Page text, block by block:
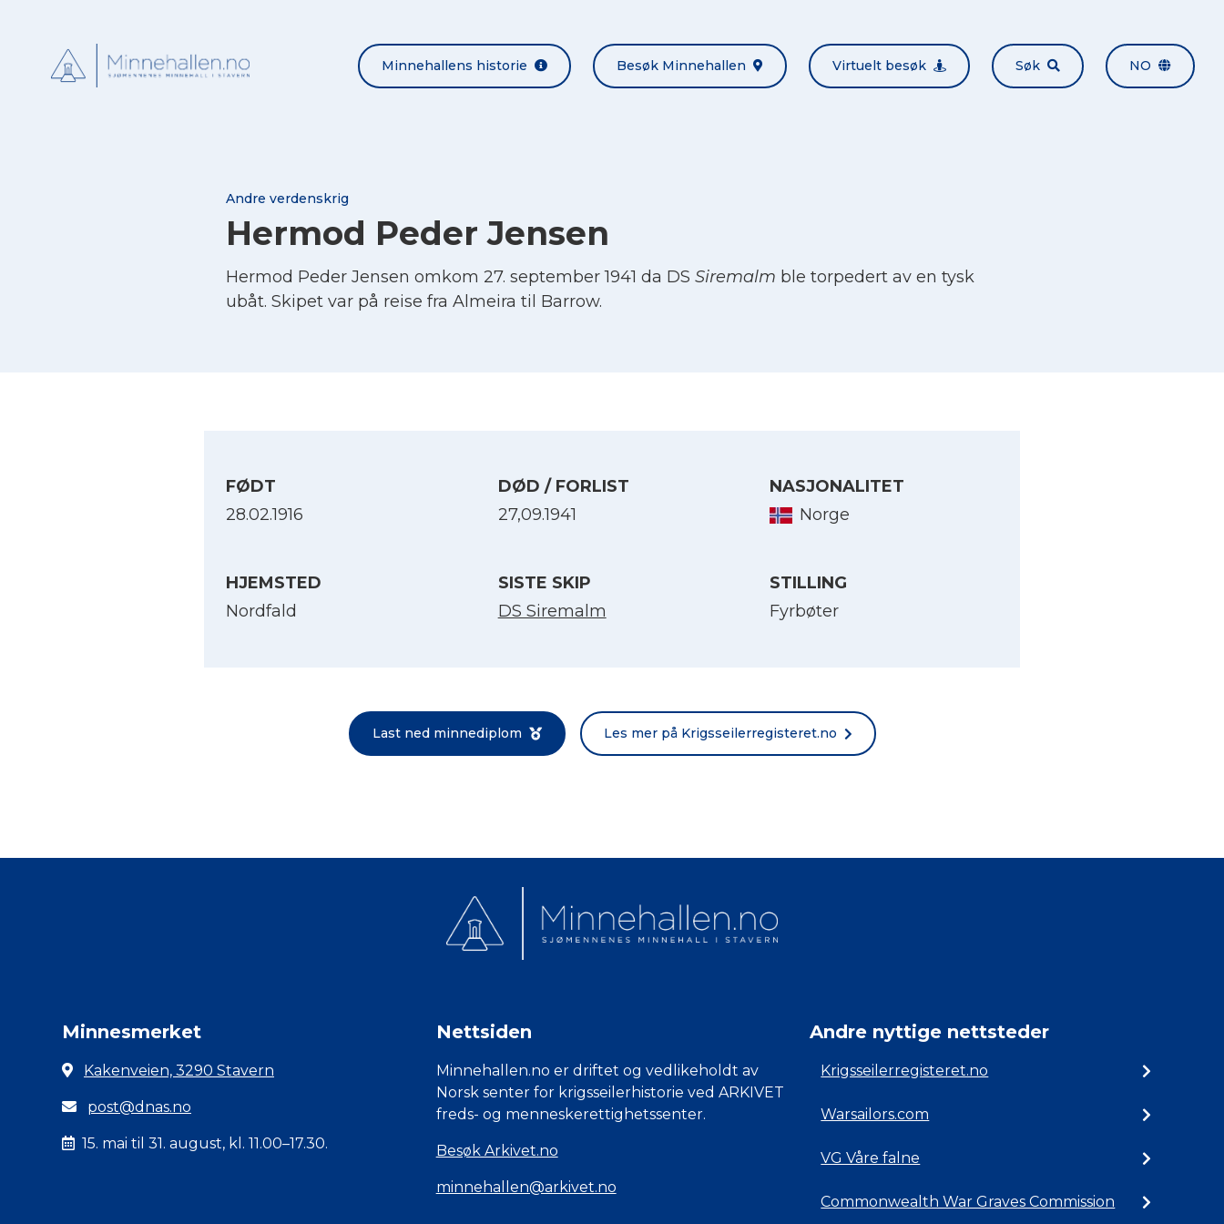
Minnehallens historie Besøk Minnehallen Virtuelt besøk Søk NO
Andre verdenskrig
Hermod Peder Jensen
Hermod Peder Jensen omkom 27. september 1941 da DS Siremalm ble torpedert av en tysk
ubåt. Skipet var på reise fra Almeira til Barrow.
FØDT
28.02.1916
DØD / FORLIST
27,09.1941
NASJONALITET
Norge
HJEMSTED
Nordfald
SISTE SKIP
DS Siremalm
STILLING
Fyrbøter
Last ned minnediplom Les mer på Krigsseilerregisteret.no
Minnesmerket
Kakenveien, 3290 Stavern
post@dnas.no
15. mai til 31. august, kl. 11.00–17.30.
Nettsiden
Minnehallen.no er driftet og vedlikeholdt av
Norsk senter for krigsseilerhistorie ved ARKIVET
freds- og menneskerettighetssenter.
Besøk Arkivet.no
minnehallen@arkivet.no
Andre nyttige nettsteder
Krigsseilerregisteret.no
Warsailors.com
VG Våre falne
Commonwealth War Graves Commission
Norsk bokmål